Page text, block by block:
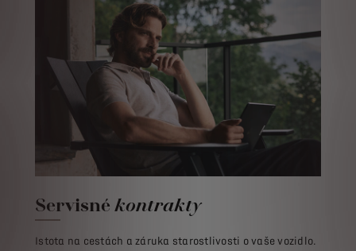
Servisné kontrakty
Istota na cestách a záruka starostlivosti o vaše vozidlo.